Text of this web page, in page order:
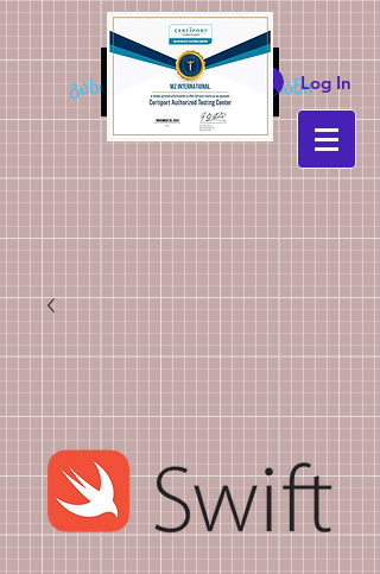
გახდი კონკურენტუნარიანი
MZ
საერთაშორ
ისო
Log In